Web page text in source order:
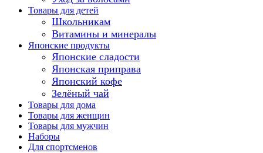
Товары для детей
Школьникам
Витамины и минералы
Японские продукты
Японские сладости
Японская приправа
Японский кофе
Зелёный чай
Товары для дома
Товары для женщин
Товары для мужчин
Наборы
Для спортсменов